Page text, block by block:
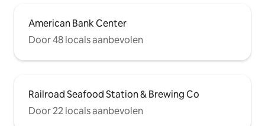
American Bank Center
Door 48 locals aanbevolen
Railroad Seafood Station & Brewing Co
Door 22 locals aanbevolen